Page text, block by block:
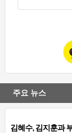
주요 뉴스
김혜수, 김지훈과